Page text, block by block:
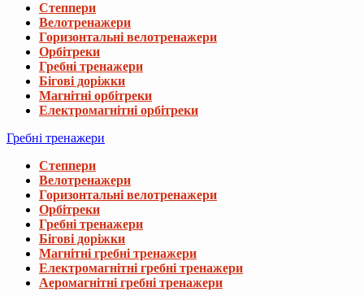
Степпери
Велотренажери
Горизонтальні велотренажери
Орбітреки
Гребні тренажери
Бігові доріжки
Магнітні орбітреки
Електромагнітні орбітреки
Гребні тренажери
Степпери
Велотренажери
Горизонтальні велотренажери
Орбітреки
Гребні тренажери
Бігові доріжки
Магнітні гребні тренажери
Електромагнітні гребні тренажери
Аеромагнітні гребні тренажери